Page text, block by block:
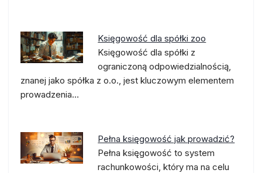
Księgowość dla spółki zoo
Księgowość dla spółki z
ograniczoną odpowiedzialnością,
znanej jako spółka z o.o., jest kluczowym elementem
prowadzenia…
Pełna księgowość jak prowadzić?
Pełna księgowość to system
rachunkowości, który ma na celu